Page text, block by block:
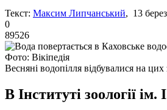
Текст: Максим Липчанський, 13
0
89526
Фото: Вікіпедія
Весняні водопілля відбувалися на
В Інституті зоології